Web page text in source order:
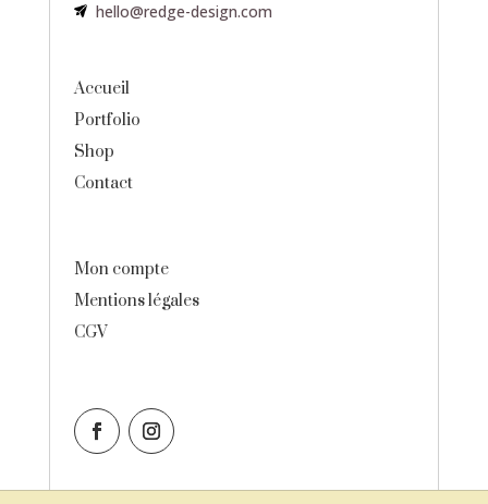
hello@redge-design.com
Accueil
Portfolio
Shop
Contact
Mon compte
Mentions légales
CGV